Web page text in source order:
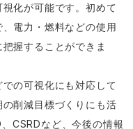
化が可能です。初めて
電力・燃料などの使用
握することができま
の可視化にも対応して
削減目標づくりにも活
CSRDなど、今後の情報